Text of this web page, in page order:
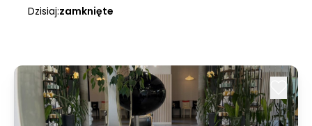
Dzisiaj:zamknięte